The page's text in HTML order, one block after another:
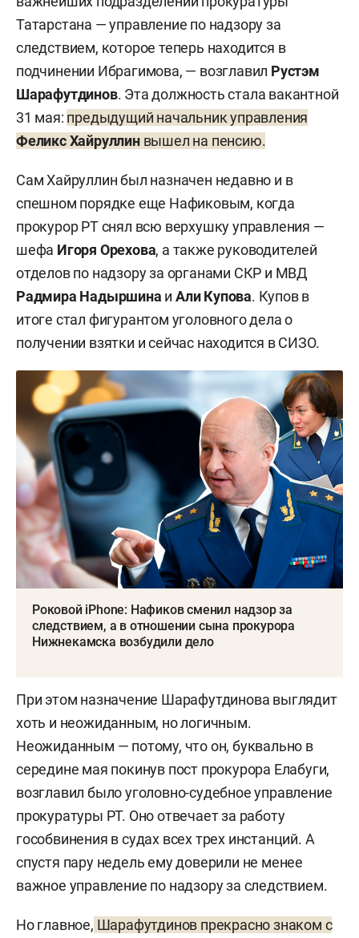
Татарстана — управление по надзору за
следствием, которое теперь находится в
подчинении Ибрагимова, — возглавил Рустэм
Шарафутдинов. Эта должность стала вакантной
31 мая: предыдущий начальник управления
Феликс Хайруллинвышел на пенсию.
Сам Хайруллин был назначен недавно и в
спешном порядке еще Нафиковым, когда
прокурор РТ снял всю верхушку управления —
шефа Игоря Орехова, а также руководителей
отделов по надзору за органами СКР и МВД
Радмира Надыршина иАли Купова. Купов в
итоге стал фигурантом уголовного дела о
получении взятки и сейчас находится в СИЗО.
Роковой iPhone: Нафиков сменил надзор за
следствием, а в отношении сына прокурора
Нижнекамска возбудили дело
При этом назначение Шарафутдинова выглядит
хоть и неожиданным, но логичным.
Неожиданным — потому, что он, буквально в
середине мая покинув пост прокурора Елабуги,
возглавил было уголовно-судебное управление
прокуратуры РТ. Оно отвечает за работу
гособвинения в судах всех трех инстанций. А
спустя пару недель ему доверили не менее
важное управление по надзору за следствием.
Но главное, Шарафутдинов прекрасно знаком с